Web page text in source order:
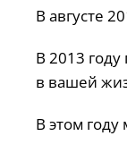
В августе
В 2013
в вашей
В этом